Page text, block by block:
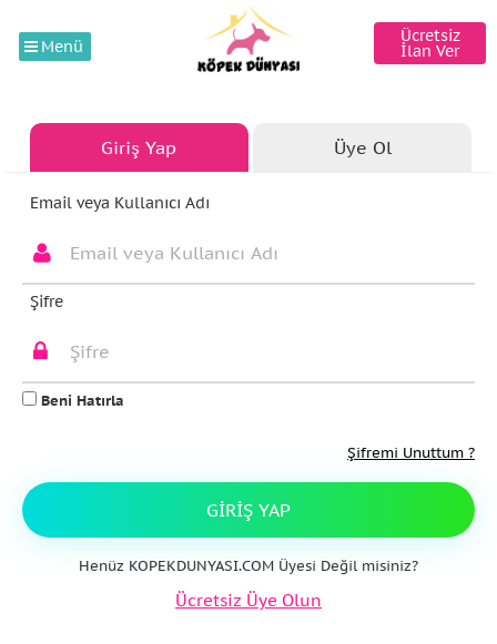
Menü
Ücretsiz
İlan Ver
Giriş Yap Üye Ol
Email veya Kullanıcı Adı
Şifre
Beni Hatırla
Şifremi Unuttum ?
GIRIŞ YAP
Henüz KOPEKDUNYASI.COM Üyesi Değil misiniz?
Ücretsiz Üye Olun